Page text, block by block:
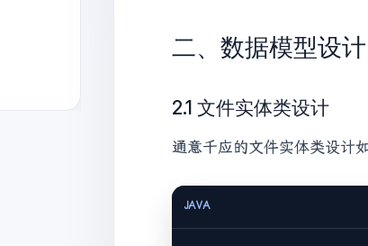
二、数据模型设计
2.1 文件实体类设计
通意千应的文件实体类设计如
JAVA